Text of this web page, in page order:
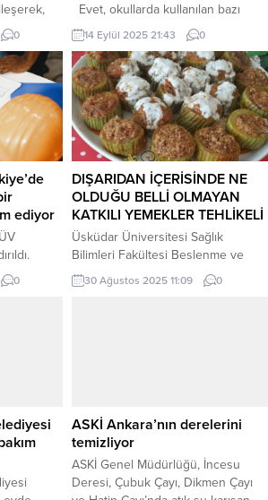
sosyal
belirten
Emrah
yapma
0
Evet, okullarda kullanılan bazı
kırtasiye malzemeleri ve oyun
hamurları kimyasal içerebilir ve bu
da çocuk sağlığı açısından risk
oluşturabilir. DİKKAT EDİLECEK
GEREKENLER Oyun Hamurları:
kalitesi Ucuz ve markasız
ürünlerde ftalat, paraben gibi zararlı
kimyasallar olabilir. Ağızla temas
durumunda zehirlenme veya alerjik
reaksiyonlar görülebilir. Ev yapımı
veya CE/TSE belgeli ürünler...
14 Eylül 2025 21:43 0
ediyor
0
DIŞARIDAN İÇERİSİNDE NE
OLDUĞU BELLİ OLMAYAN
KATKILI YEMEKLER TEHLİKELİ
Üsküdar Üniversitesi Sağlık
Bilimleri Fakültesi Beslenme ve
Diyetetik Bölümü Öğr. Gör. Hatice
Nurseda Hatunoğlu, sürekli
şeker ve yağ içeriği nedeniyle
sağlığı olumsuz etkilediğine işaret
eden Öğr. Gör....
30 Ağustos 2025 11:09 0
ASKİ Ankara’nın derelerini
temizliyor
ASKİ Genel Müdürlüğü, İncesu
Deresi, Çubuk Çayı, Dikmen Çayı